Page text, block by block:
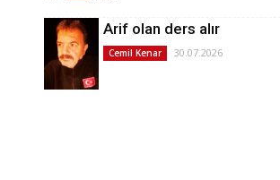
Arif olan ders alır
Cemil Kenar 30.07.2026